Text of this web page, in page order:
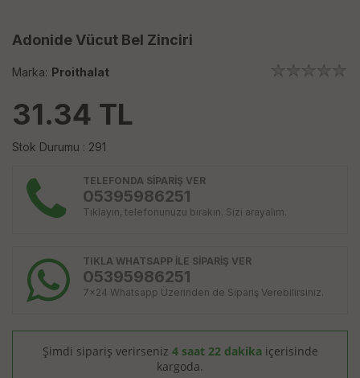
Adonide Vücut Bel Zinciri
Marka: Proithalat
31.34 TL
Stok Durumu : 291
TELEFONDA SİPARİŞ VER
05395986251
Tıklayın, telefonunuzu bırakın. Sizi arayalım.
TIKLA WHATSAPP İLE SİPARİŞ VER
05395986251
7x24 Whatsapp Üzerinden de Sipariş Verebilirsiniz.
Şimdi sipariş verirseniz 4 saat 22 dakika içerisinde
kargoda.